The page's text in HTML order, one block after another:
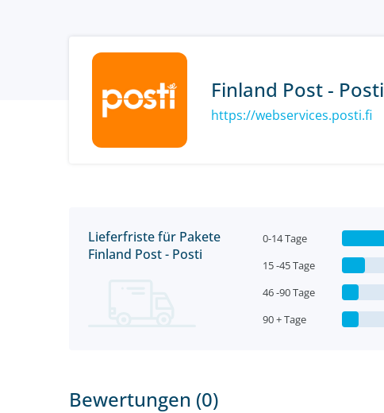
Finland Post - Posti
https://webservices.posti.fi
Lieferfriste für Pakete
Finland Post - Posti
0-14 Tage
15 -45 Tage
46 -90 Tage
90 + Tage
Bewertungen (0)